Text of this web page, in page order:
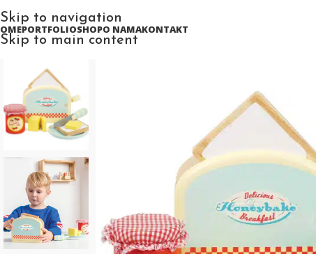
Skip to navigation
Skip to main content
PORTFOLIOSHOPO NAMAKONTAKT